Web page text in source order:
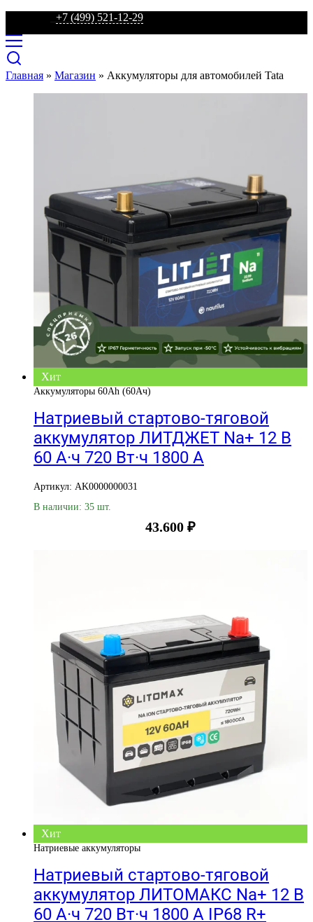
+7 (499) 521-12-29
Главная » Магазин » Аккумуляторы для автомобилей Tata
Хит
Аккумуляторы 60Ah (60Ач)
Натриевый стартово-тяговой
аккумулятор ЛИТДЖЕТ Na+ 12 В
60 А·ч 720 Вт·ч 1800 А
Артикул: AK0000000031
В наличии: 35 шт.
43.600 ₽
Хит
Натриевые аккумуляторы
Натриевый стартово-тяговой
аккумулятор ЛИТОМАКС Na+ 12 В
60 А·ч 720 Вт·ч 1800 А IP68 R+